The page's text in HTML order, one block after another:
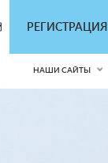
РЕГИСТРАЦИЯ
НАШИ САЙТЫ